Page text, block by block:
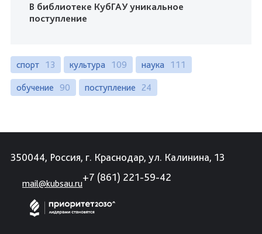
В библиотеке КубГАУ уникальное
поступление
спорт 13 культура 109 наука 111
обучение 90 поступление 24
350044, Россия, г. Краснодар, ул. Калинина, 13
mail@kubsau.ru
+7 (861) 221-59-42